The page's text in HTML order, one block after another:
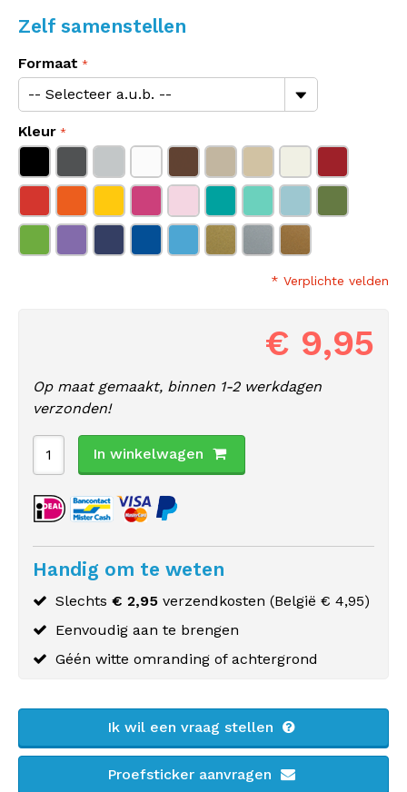
Zelf samenstellen
Formaat
Kleur
* Verplichte velden
€ 9,95
Op maat gemaakt, binnen 1-2 werkdagen
verzonden!
In winkelwagen
Handig om te weten
Slechts € 2,95 verzendkosten (België € 4,95)
Eenvoudig aan te brengen
Géén witte omranding of achtergrond
Ik wil een vraag stellen
Proefsticker aanvragen